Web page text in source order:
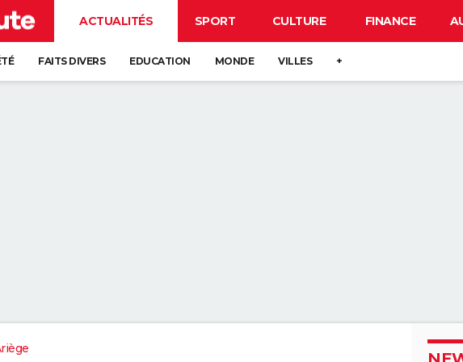
ACTUALITÉS SPORT CULTURE FINANCE
FAITS DIVERS EDUCATION MONDE VILLES +